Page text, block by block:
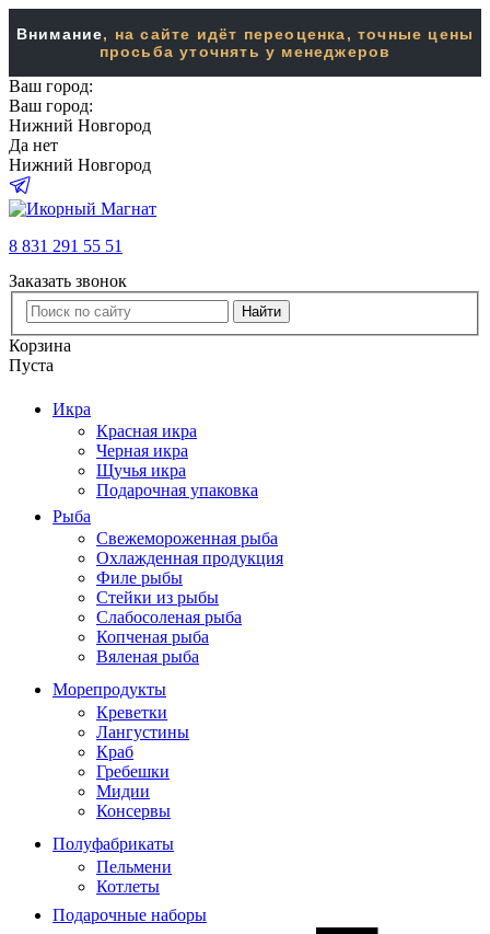
Внимание, на сайте идёт переоценка, точные цены
просьба уточнять у менеджеров
Ваш город:
Ваш город:
Нижний Новгород
Да нет
Нижний Новгород
8 831 291 55 51
Заказать звонок
Найти
Корзина
Пуста
Икра
Красная икра
Черная икра
Щучья икра
Подарочная упаковка
Рыба
Свежемороженная рыба
Охлажденная продукция
Филе рыбы
Стейки из рыбы
Слабосоленая рыба
Копченая рыба
Вяленая рыба
Морепродукты
Креветки
Лангустины
Краб
Гребешки
Мидии
Консервы
Полуфабрикаты
Пельмени
Котлеты
Подарочные наборы